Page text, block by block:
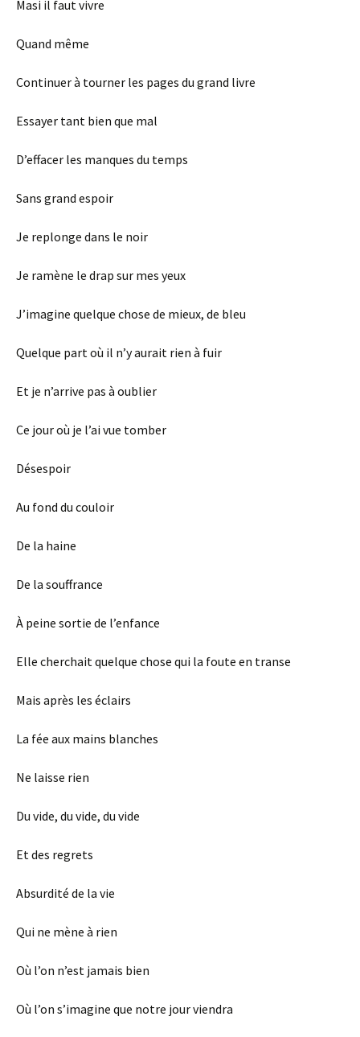
Masi il faut vivre
Quand même
Continuer à tourner les pages du grand livre
Essayer tant bien que mal
D’effacer les manques du temps
Sans grand espoir
Je replonge dans le noir
Je ramène le drap sur mes yeux
J’imagine quelque chose de mieux, de bleu
Quelque part où il n’y aurait rien à fuir
Et je n’arrive pas à oublier
Ce jour où je l’ai vue tomber
Désespoir
Au fond du couloir
De la haine
De la souffrance
À peine sortie de l’enfance
Elle cherchait quelque chose qui la foute en transe
Mais après les éclairs
La fée aux mains blanches
Ne laisse rien
Du vide, du vide, du vide
Et des regrets
Absurdité de la vie
Qui ne mène à rien
Où l’on n’est jamais bien
Où l’on s’imagine que notre jour viendra